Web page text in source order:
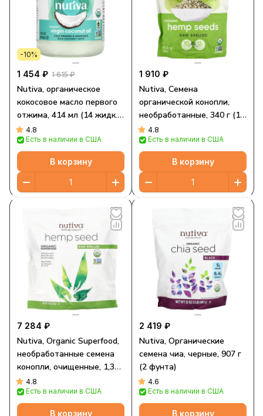
-10%
1 454 ₽ 1 615 ₽
Nutiva, органическое
кокосовое масло первого
отжима, 414 мл (14 жидк.
унций)
4.8
Есть в наличии в США
В корзину
1 910 ₽
Nutiva, Семена
органической конопли,
необработанные, 340 г (12
унций)
4.8
Есть в наличии в США
В корзину
7 284 ₽
Nutiva, Organic Superfood,
необработанные семена
конопли, очищенные, 1,36
кг (3 фунта)
4.8
Есть в наличии в США
В корзину
2 419 ₽
Nutiva, Органические
семена чиа, черные, 907 г
(2 фунта)
4.6
Есть в наличии в США
В корзину